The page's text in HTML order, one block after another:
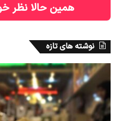
همین حالا نظر
نوشته های تازه